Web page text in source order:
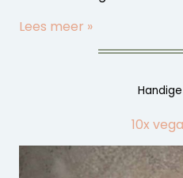
Lees meer »
10x